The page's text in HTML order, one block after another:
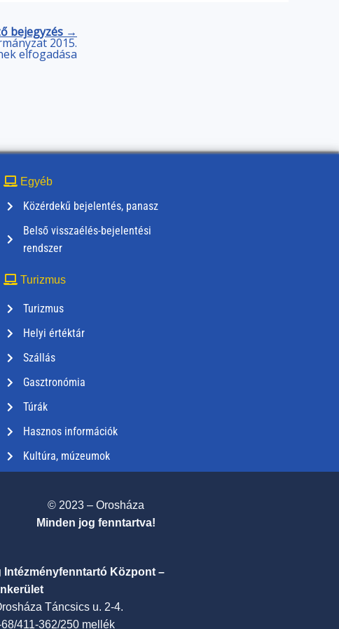
bejegyzés →
2015.
elfogadása
Egyéb
Közérdekű bejelentés, panasz
Belső visszaélés-bejelentési
rendszer
Turizmus
Turizmus
Helyi értéktár
Szállás
Gasztronómia
Túrák
Hasznos információk
Kultúra, múzeumok
© 2023 – Orosháza
Minden jog fenntartva!
Intézményfenntartó Központ –
Táncsics u. 2-4.
411-362/250 mellék